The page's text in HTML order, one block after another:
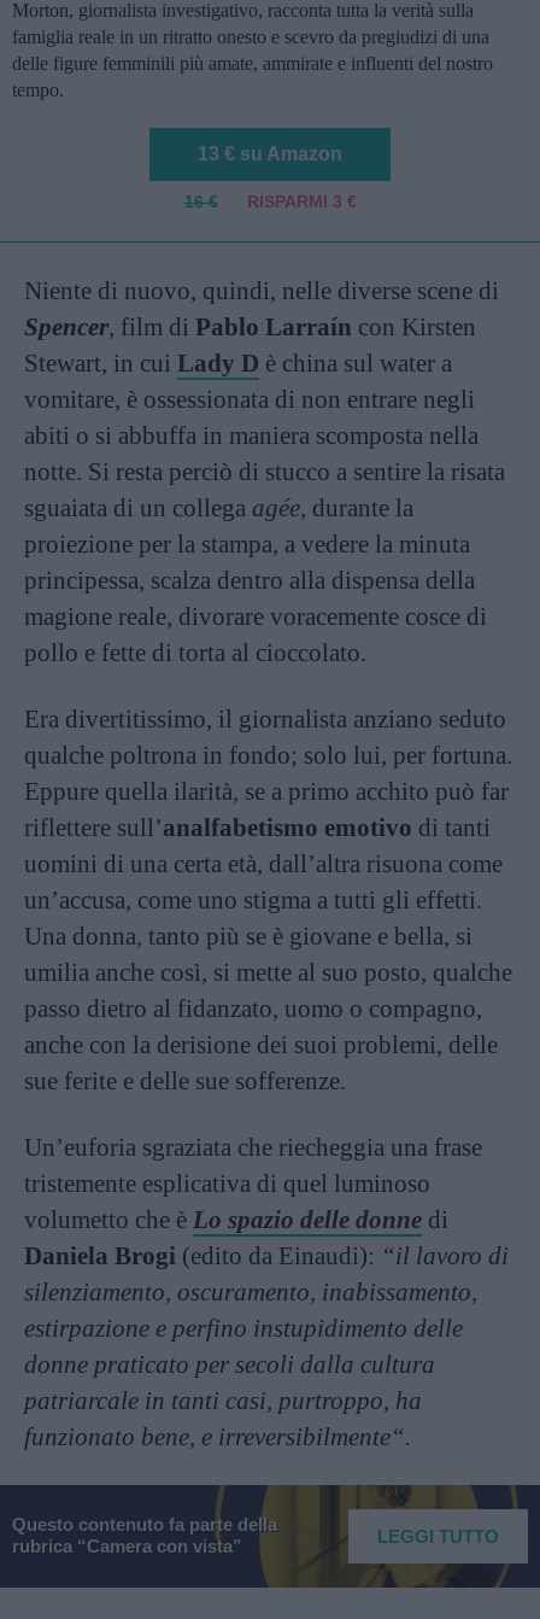
Morton, giornalista investigativo, racconta tutta la verità sulla
famiglia reale in un ritratto onesto e scevro da pregiudizi di una
delle figure femminili più amate, ammirate e influenti del nostro
tempo.
13 € su Amazon
16 € RISPARMI 3 €
Niente di nuovo, quindi, nelle diverse scene di
Spencer, film di Pablo Larraín con Kirsten
Stewart, in cui Lady D è china sul water a
vomitare, è ossessionata di non entrare negli
abiti o si abbuffa in maniera scomposta nella
notte. Si resta perciò di stucco a sentire la risata
sguaiata di un collega agée, durante la
proiezione per la stampa, a vedere la minuta
principessa, scalza dentro alla dispensa della
magione reale, divorare voracemente cosce di
pollo e fette di torta al cioccolato.
Era divertitissimo, il giornalista anziano seduto
qualche poltrona in fondo; solo lui, per fortuna.
Eppure quella ilarità, se a primo acchito può far
riflettere sull’analfabetismo emotivo di tanti
uomini di una certa età, dall’altra risuona come
un’accusa, come uno stigma a tutti gli effetti.
Una donna, tanto più se è giovane e bella, si
umilia anche così, si mette al suo posto, qualche
passo dietro al fidanzato, uomo o compagno,
anche con la derisione dei suoi problemi, delle
sue ferite e delle sue sofferenze.
Un’euforia sgraziata che riecheggia una frase
tristemente esplicativa di quel luminoso
volumetto che è Lo spazio delle donne di
Daniela Brogi (edito da Einaudi): “il lavoro di
silenziamento, oscuramento, inabissamento,
estirpazione e perfino instupidimento delle
donne praticato per secoli dalla cultura
patriarcale in tanti casi, purtroppo, ha
funzionato bene, e irreversibilmente“.
Questo contenuto fa parte della
rubrica “Camera con vista”
LEGGI TUTTO